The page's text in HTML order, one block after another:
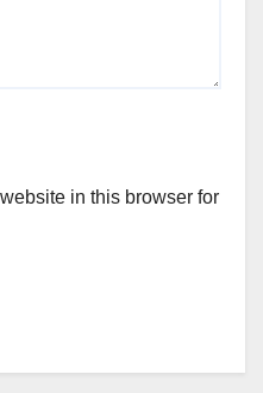
in this browser for